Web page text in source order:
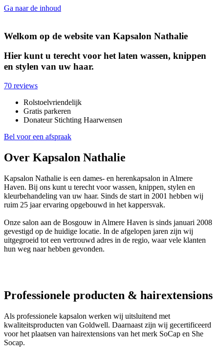
Ga naar de inhoud
Welkom op de website van Kapsalon Nathalie
Hier kunt u terecht voor het laten wassen, knippen
en stylen van uw haar.
70 reviews
Rolstoelvriendelijk
Gratis parkeren
Donateur Stichting Haarwensen
Bel voor een afspraak
Over Kapsalon Nathalie
Kapsalon Nathalie is een dames- en herenkapsalon in Almere
Haven. Bij ons kunt u terecht voor wassen, knippen, stylen en
kleurbehandeling van uw haar. Sinds de start in 2001 hebben wij
ruim 25 jaar ervaring opgebouwd in het kappersvak.
Onze salon aan de Bosgouw in Almere Haven is sinds januari 2008
gevestigd op de huidige locatie. In de afgelopen jaren zijn wij
uitgegroeid tot een vertrouwd adres in de regio, waar vele klanten
hun weg naar hebben gevonden.
Professionele producten & hairextensions
Als professionele kapsalon werken wij uitsluitend met
kwaliteitsproducten van Goldwell. Daarnaast zijn wij gecertificeerd
voor het plaatsen van hairextensions van het merk SoCap en She
Socap.